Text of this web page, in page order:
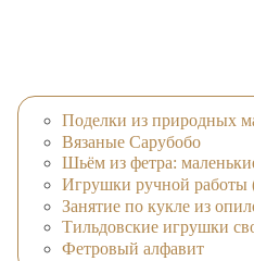
Поделки из природных
Вязаные Сарубобо
Шьём из фетра:
Игрушки ручной работы
Занятие по кукле из
Тильдовские игрушки
Фетровый алфавит